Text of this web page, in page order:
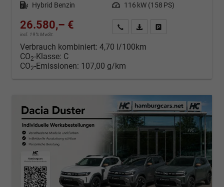
Kraftstoff Hybrid Benzin Leistung 116 kW (158 PS)
26.580,– €
incl. 19% MwSt.
Kontakt & Angebot anfordern
PDF-Datei, Fahrzeugexposé
Verbrauch kombiniert: 4,70 l/100km
CO2-Klasse: C
CO2-Emissionen: 107,00 g/km